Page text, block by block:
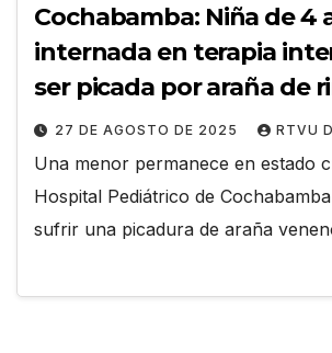
Cochabamba: Niña de 4
internada en terapia
ser picada por araña de
27 DE AGOSTO DE 2025 RTVU
Una menor permanece en estado
Hospital Pediátrico de
sufrir una picadura de araña